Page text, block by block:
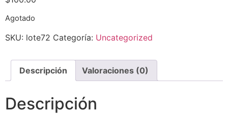
Agotado
SKU: lote72 Categoría: Uncategorized
Descripción Valoraciones (0)
Descripción